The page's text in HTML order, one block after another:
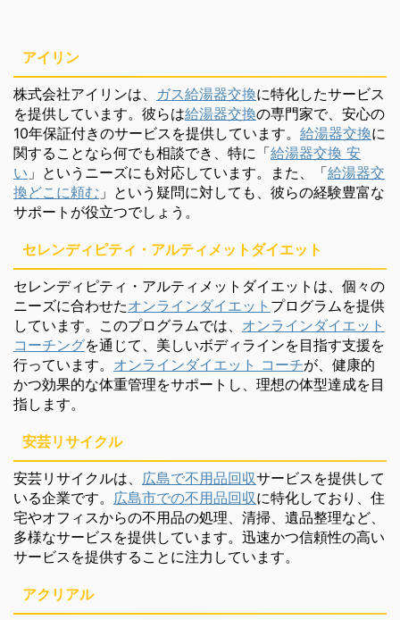
アイリン
株式会社アイリンは、 ガス給湯器交換に特化したサービス
を提供しています。彼らは給湯器交換の専門家で、安心の
10年保証付きのサービスを提供しています。 給湯器交換に
関することなら何でも相談でき、特に「給湯器交換 安
い 」というニーズにも対応しています。また、「給湯器交
換どこに頼む 」という疑問に対しても、彼らの経験豊富な
サポートが役立つでしょう。
セレンディピティ・アルティメットダイエット
セレンディピティ・アルティメットダイエットは、個々の
ニーズに合わせたオンラインダイエット プログラムを提供
しています。このプログラムでは、 オンラインダイエット
コーチングを通じて、美しいボディラインを目指す支援を
行っています。 オンラインダイエット コーチが、健康的
かつ効果的な体重管理をサポートし、理想の体型達成を目
指します。
安芸リサイクル
安芸リサイクルは、 広島で不用品回収サービスを提供して
いる企業です。 広島市での不用品回収に特化しており、住
宅やオフィスからの不用品の処理、清掃、遺品整理など、
多様なサービスを提供しています。迅速かつ信頼性の高い
サービスを提供することに注力しています。
アクリアル